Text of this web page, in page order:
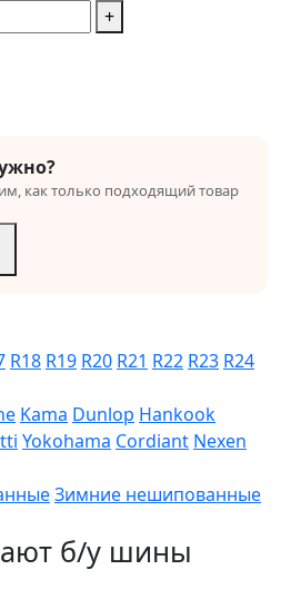
+
как только подходящий товар
R18 R19 R20 R21 R22 R23 R24
Kama Dunlop Hankook
Yokohama Cordiant Nexen
Зимние нешипованные
б/у шины